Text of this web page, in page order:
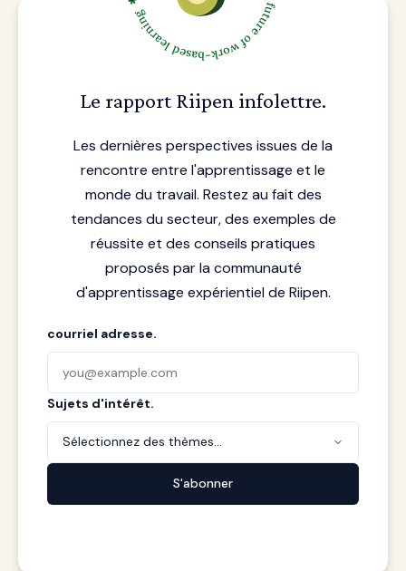
Le rapport Riipen infolettre.
Les dernières perspectives issues de la
rencontre entre l'apprentissage et le
monde du travail. Restez au fait des
tendances du secteur, des exemples de
réussite et des conseils pratiques
proposés par la communauté
d'apprentissage expérientiel de Riipen.
courriel adresse.
Sujets d'intérêt.
Sélectionnez des thèmes...
S'abonner